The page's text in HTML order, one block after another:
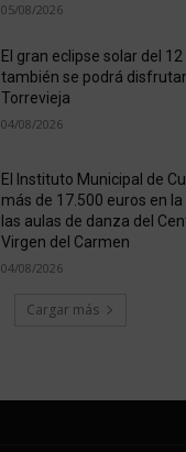
05/08/2026
El gran eclipse solar del
también se podrá
Torrevieja
04/08/2026
El Instituto Municipal de
más de 17.500 euros en
las aulas de danza del
Virgen del Carmen
04/08/2026
Cargar más